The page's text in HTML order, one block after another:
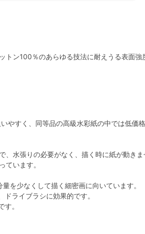
トン100％のあらゆる技法に耐えうる表面強
やすく、同等品の高級水彩紙の中では低価
、水張りの必要がなく、描く時に紙が動きま
ています。
を少なくして描く細密画に向いています。
ライブラシに効果的です。
。